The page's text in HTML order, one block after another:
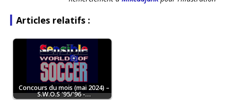
Articles relatifs :
Concours du mois (mai 2024) –
S.W.O.S '95/'96 -…